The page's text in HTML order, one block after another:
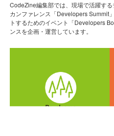
CodeZine編集部では、現場で活躍す
カンファレンス「Developers Summit
トするためのイベント「Developers
ンスを企画・運営しています。